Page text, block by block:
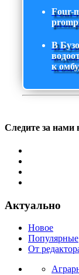
Four-
В
к
Следите за нами
Актуально
Новое
Популярные
От